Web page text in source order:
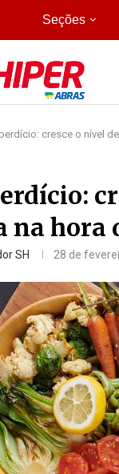
Seções
cresce o nível
hora
SH 28 de